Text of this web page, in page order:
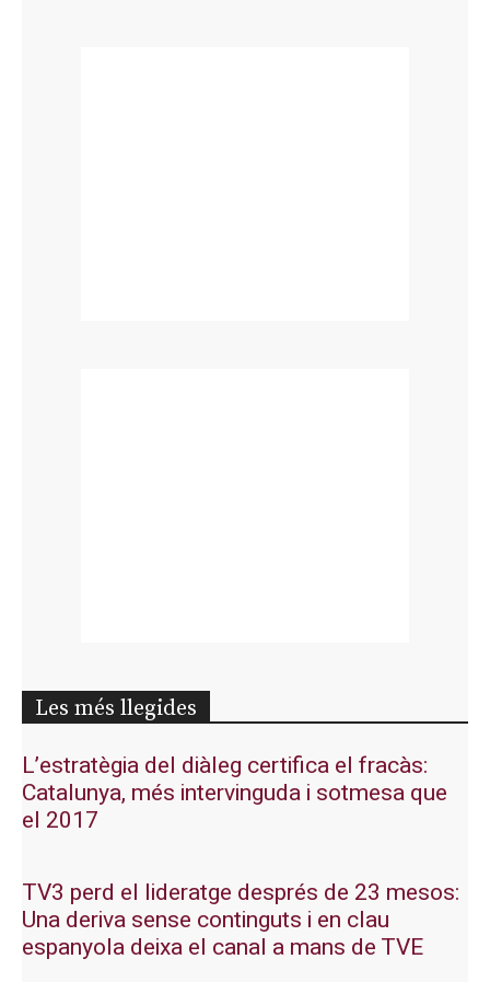
Les més llegides
L’estratègia del diàleg certifica el fracàs:
Catalunya, més intervinguda i sotmesa que
el 2017
TV3 perd el lideratge després de 23 mesos:
Una deriva sense continguts i en clau
espanyola deixa el canal a mans de TVE